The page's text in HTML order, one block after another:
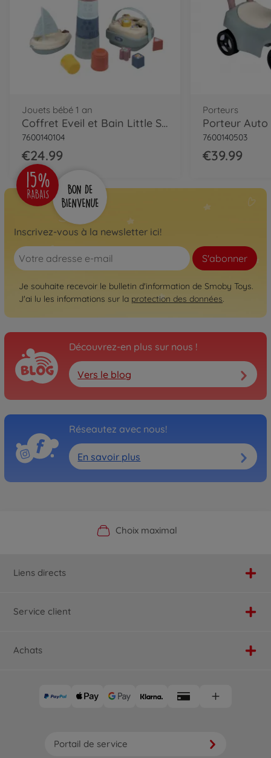
Jouets bébé 1 an
Coffret Eveil et Bain Little Smoby
7600140104
€24.99
Porteurs
Porteur
7600140503
€39.99
Inscrivez-vous à la newsletter ici!
S'abonner
Je souhaite recevoir le bulletin d'information de Smoby Toys.
J'ai lu les informations sur la protection des données.
Découvrez-en plus sur nous !
Vers le blog
Réseautez avec nous!
En savoir plus
Boutique officielle du fabricant
Choix maximal
Service personnalisé
Livraison rapide
Liens directs
Service client
Achats
Portail de service